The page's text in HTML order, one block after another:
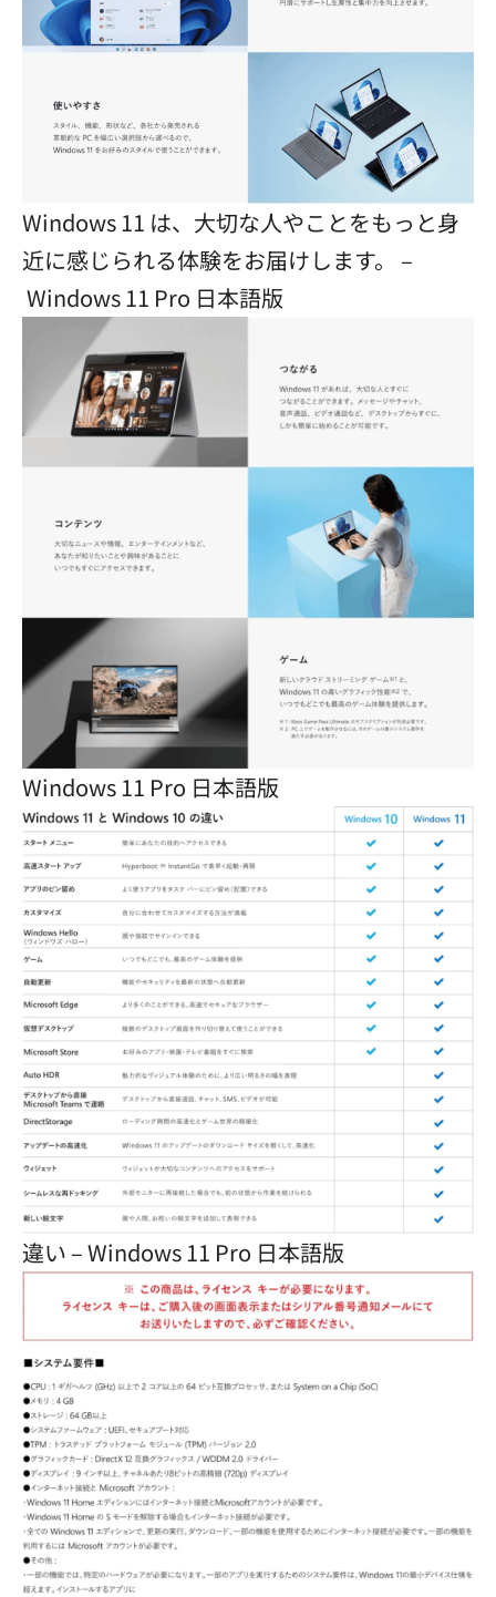
Windows 11 は、大切な人やことをもっと身
近に感じられる体験をお届けします。 –
Windows 11 Pro 日本語版
Windows 11 Pro 日本語版
違い – Windows 11 Pro 日本語版